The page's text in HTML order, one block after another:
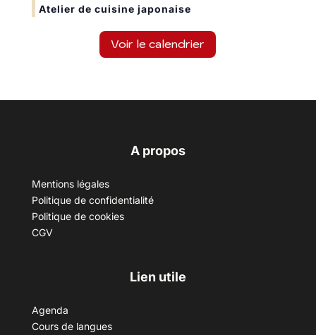
Atelier de cuisine japonaise
Voir le calendrier
A propos
Mentions légales
Politique de confidentialité
Politique de cookies
CGV
Lien utile
Agenda
Cours de langues